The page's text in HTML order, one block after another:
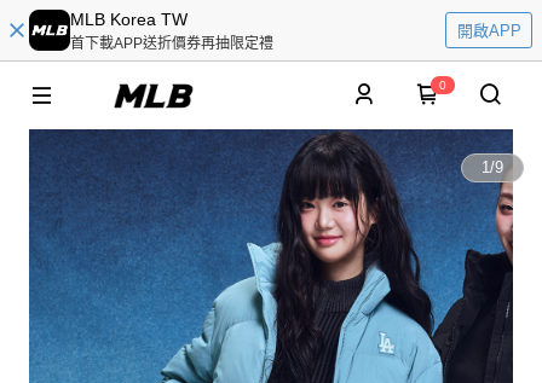
MLB Korea TW
首下載APP送折價券再抽限定禮
開啟APP
0
1/9